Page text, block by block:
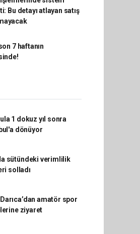
Bu detayı atlayan satış
7 haftanın
1 dokuz yıl sonra
dönüyor
sütündeki verimlilik
solladı
amatör spor
ziyaret